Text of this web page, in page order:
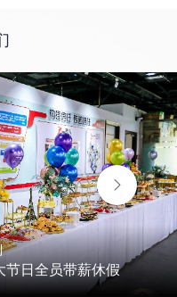
节日全员带薪休假